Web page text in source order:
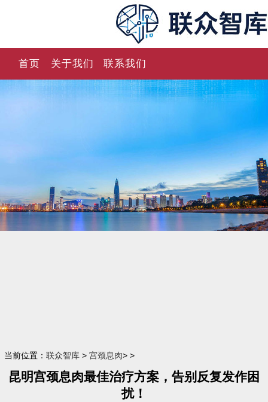
首页 关于我们 联系我们
当前位置：联众智库 >宫颈息肉> >
昆明宫颈息肉最佳治疗方案，告别反复发作困
扰！